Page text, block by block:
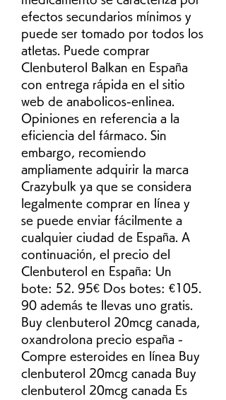
efectos secundarios mínimos y
puede ser tomado por todos los
atletas. Puede comprar
Clenbuterol Balkan en España
con entrega rápida en el sitio
web de anabolicos-enlinea.
Opiniones en referencia a la
eficiencia del fármaco. Sin
embargo, recomiendo
ampliamente adquirir la marca
Crazybulk ya que se considera
legalmente comprar en línea y
se puede enviar fácilmente a
cualquier ciudad de España. A
continuación, el precio del
Clenbuterol en España: Un
bote: 52. 95€ Dos botes: €105.
90 además te llevas uno gratis.
Buy clenbuterol 20mcg canada,
oxandrolona precio españa -
Compre esteroides en línea Buy
clenbuterol 20mcg canada Buy
clenbuterol 20mcg canada Es